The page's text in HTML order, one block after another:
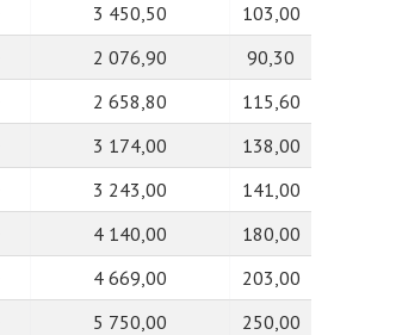
3 450,50
103,00
2 076,90
90,30
2 658,80
115,60
3 174,00
138,00
3 243,00
141,00
4 140,00
180,00
4 669,00
203,00
5 750,00 250,00